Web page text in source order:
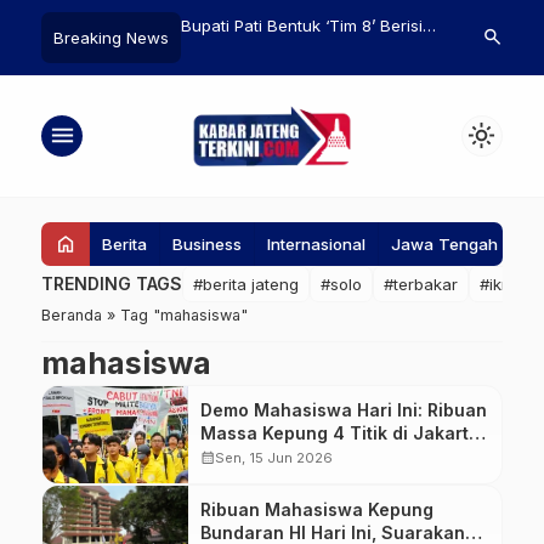
Breaking News
Pemeriksaan
Baik
Bupati Pati Bentuk ‘Tim 8’ Berisi
untuk Peras Calon Perangkat
Ketahanan
Pemprov
search
menu light_mode
home Berita Business Internasional Jawa Tengah
TRENDING TAGS #berita jateng #solo #terbakar #ikn
Beranda » Tag "mahasiswa"
mahasiswa
Demo Mahasiswa Hari Ini: Ribuan
Massa Kepung 4 Titik di Jakarta,
5.955 Personel Disiagakan
calendar_monthSen, 15 Jun 2026
Ribuan Mahasiswa Kepung
Bundaran HI Hari Ini, Suarakan